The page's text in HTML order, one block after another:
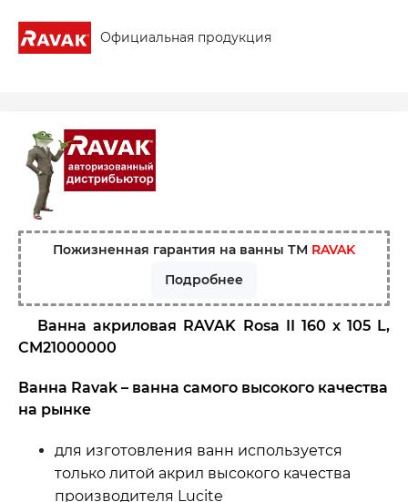
Официальная продукция
Пожизненная гарантия на ванны ТМ RAVAK
Подробнее
Ванна акриловая RAVAK Rosa II 160 х 105 L,
CM21000000
Ванна Ravak – ванна самого высокого качества
на рынке
для изготовления ванн используется
только литой акрил высокого качества
производителя Lucite